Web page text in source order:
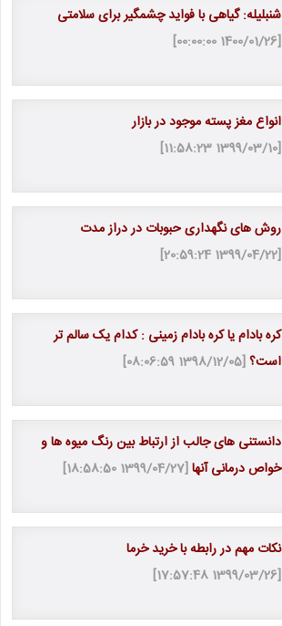
شنبلیله: گیاهی با فواید چشمگیر برای سلامتی
[1400/01/26 00:00:00]
انواع مغز پسته موجود در بازار
[1399/03/10 11:58:23]
روش های نگهداری حبوبات در دراز مدت
[1399/04/22 20:59:24]
کره بادام یا کره بادام زمینی : کدام یک سالم تر
است؟[1398/12/05 08:06:59]
دانستنی های جالب از ارتباط بین رنگ میوه ها و
خواص درمانی آنها[1399/04/27 18:58:50]
نکات مهم در رابطه با خرید خرما
[1399/03/26 17:57:48]